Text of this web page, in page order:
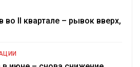
во II квартале – рывок вверх,